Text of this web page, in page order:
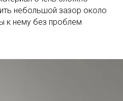
небольшой зазор около
к нему без проблем